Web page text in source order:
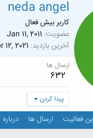
neda angel
کاربر بیش فعال
عضویت Jan 11, 2011
آخرین بازدید 12, 2021
ارسال ها
632
پیدا کردن
فعالیت ارسال ها درباره